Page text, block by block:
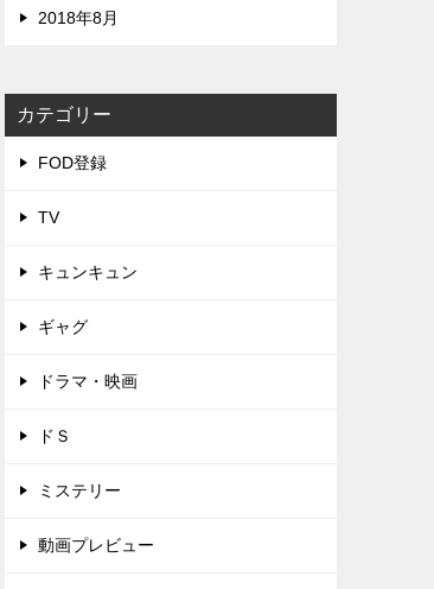
2018年8月
カテゴリー
FOD登録
TV
キュンキュン
ギャグ
ドラマ・映画
ドＳ
ミステリー
動画プレビュー